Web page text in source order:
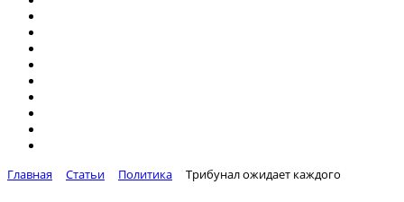
Главная Статьи Политика Трибунал ожидает каждого